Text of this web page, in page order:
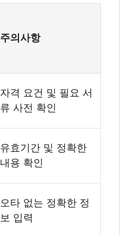
주의사항
자격 요건 및 필요 서
류 사전 확인
유효기간 및 정확한
내용 확인
오타 없는 정확한 정
보 입력